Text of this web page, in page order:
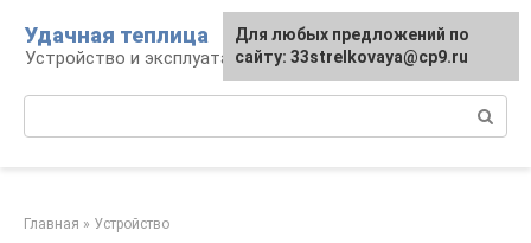
контенту
Удачная теплица
Устройство и эксплуатация теплиц
Главная » Устройство
Для любых предложений по
сайту: 33strelkovaya@cp9.ru